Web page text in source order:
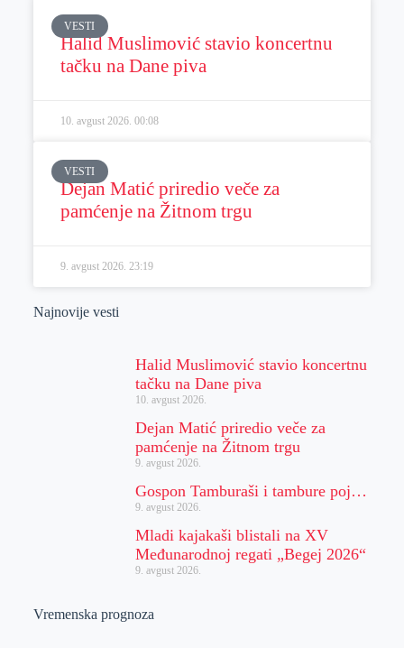
VESTI
Halid Muslimović stavio koncertnu
tačku na Dane piva
10. avgust 2026. 00:08
VESTI
Dejan Matić priredio veče za
pamćenje na Žitnom trgu
9. avgust 2026. 23:19
Najnovije vesti
Halid Muslimović stavio koncertnu
tačku na Dane piva
10. avgust 2026.
Dejan Matić priredio veče za
pamćenje na Žitnom trgu
9. avgust 2026.
Gospon Tamburaši i tambure poj…
9. avgust 2026.
Mladi kajakaši blistali na XV
Međunarodnoj regati „Begej 2026“
9. avgust 2026.
Vremenska prognoza